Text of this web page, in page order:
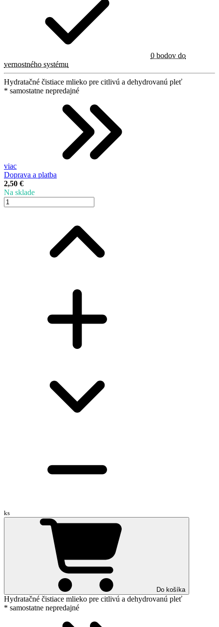
0 bodov do
vernostného systému
Hydratačné čistiace mlieko pre citlivú a dehydrovanú pleť
* samostatne nepredajné
viac
Doprava a platba
2,50 €
Na sklade
ks
Do košíka
Hydratačné čistiace mlieko pre citlivú a dehydrovanú pleť
* samostatne nepredajné